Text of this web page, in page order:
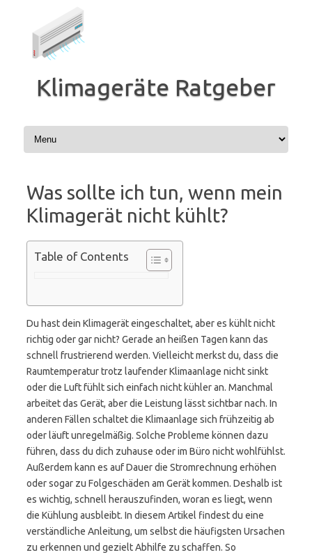
Klimageräte Ratgeber
Was sollte ich tun, wenn mein
Klimagerät nicht kühlt?
Table of Contents
Du hast dein Klimagerät eingeschaltet, aber es kühlt nicht
richtig oder gar nicht? Gerade an heißen Tagen kann das
schnell frustrierend werden. Vielleicht merkst du, dass die
Raumtemperatur trotz laufender Klimaanlage nicht sinkt
oder die Luft fühlt sich einfach nicht kühler an. Manchmal
arbeitet das Gerät, aber die Leistung lässt sichtbar nach. In
anderen Fällen schaltet die Klimaanlage sich frühzeitig ab
oder läuft unregelmäßig. Solche Probleme können dazu
führen, dass du dich zuhause oder im Büro nicht wohlfühlst.
Außerdem kann es auf Dauer die Stromrechnung erhöhen
oder sogar zu Folgeschäden am Gerät kommen. Deshalb ist
es wichtig, schnell herauszufinden, woran es liegt, wenn
die Kühlung ausbleibt. In diesem Artikel findest du eine
verständliche Anleitung, um selbst die häufigsten Ursachen
zu erkennen und gezielt Abhilfe zu schaffen. So